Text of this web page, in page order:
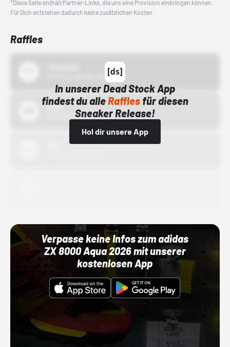
*Diese Seite enthält Partner-Links, die uns eine Provision einbringen können.
Für Dich entstehen dadurch keine zusätzlichen Kosten.
Raffles
In unserer Dead Stock App
findest du alleRafflesfür diesen
Sneaker Release!
Hol dir unsere App
Bstn
01.10.22 00:00 Uhr
Verpasse keine Infos zum adidas
ZX 8000 Aqua 2026 mit unserer
kostenlosen App